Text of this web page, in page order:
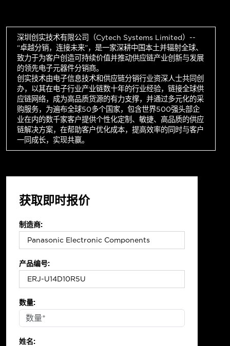
深圳创实技术有限公司（Cytech Systems Limited）--
“卓越分销，连接未来”，是一家深耕中国本土并辐射全球、
致力于为客户创造可持续价值并推动供应链产业创新与发展
的领先电子元器件分销商。
创实技术由电子信息技术和供应链分销行业资深人士共同创
办，以其在电子行业产业链数十年的行业经验，链接全球供
应链网络，成为高品质货源的有力支撑，并通过多元化的采
购服务，为遍布全球50多个国家，包含世界500强头部企
业在内的数千家客户提供个性化定制、敏捷、高品质的供应
链解决方案，在帮助客户优化成本，提高效率的同时与客户
一同成长，实现共赢。
获取即时报价
制造商:
产品编号:
数量:
姓名: